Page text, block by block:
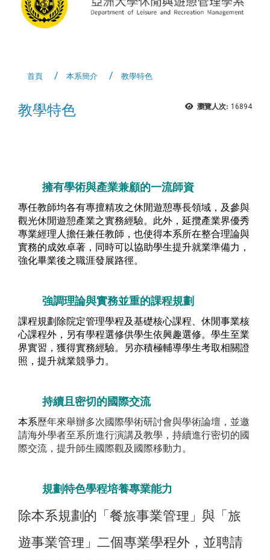
首頁 本系簡介 教學特色
瀏覽人次: 16894
教學特色
擁有學術與產業兼顧的一流師資
專任教師均各有專擅精攻之休閒遊憩專長領域，及參與
觀光休閒遊憩產業之實務經驗。此外，延攬產業界優秀
專業經理人擔任兼任教師，也使得本系所在整合理論與
實務的成效卓著，同時可以協助學生提升就業準備力，
強化畢業後之職涯發展路徑。
強調理論與實務並重的課程規劃
課程規劃除院定管理學程及基礎核心課程、休閒事業核
心課程外，另有學程選修供學生依興趣選修。學生至業
界實習，獲得實務經驗。另亦積極輔導學生考取相關證
照，提升就業競爭力 。
持續且密切的國際交流
本系歷年來舉辦多次國際學術研討會與學術論壇，並邀
請海外學者至系所進行演講及教學，持續進行密切的國
際交流，提升師生國際觀及國際移動力。
規劃特色學程培養專業能力
除本系規劃的 「餐旅事業管理 」與 「旅
遊事業管理 」 二個專業學程外，並聘請